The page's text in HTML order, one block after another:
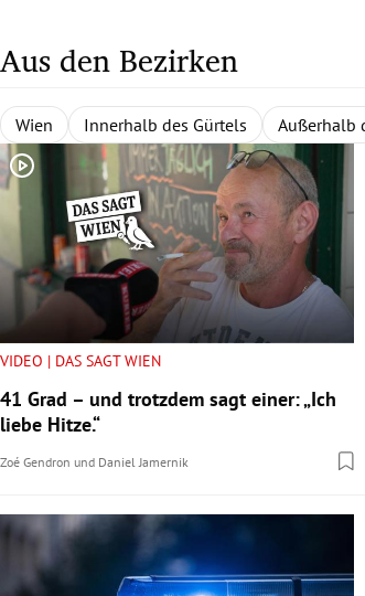
Aus den Bezirken
Wien Innerhalb des Gürtels Außerhalb
VIDEO | DAS SAGT WIEN
41 Grad – und trotzdem sagt einer: „Ich
liebe Hitze.“
Zoé Gendron und Daniel Jamernik